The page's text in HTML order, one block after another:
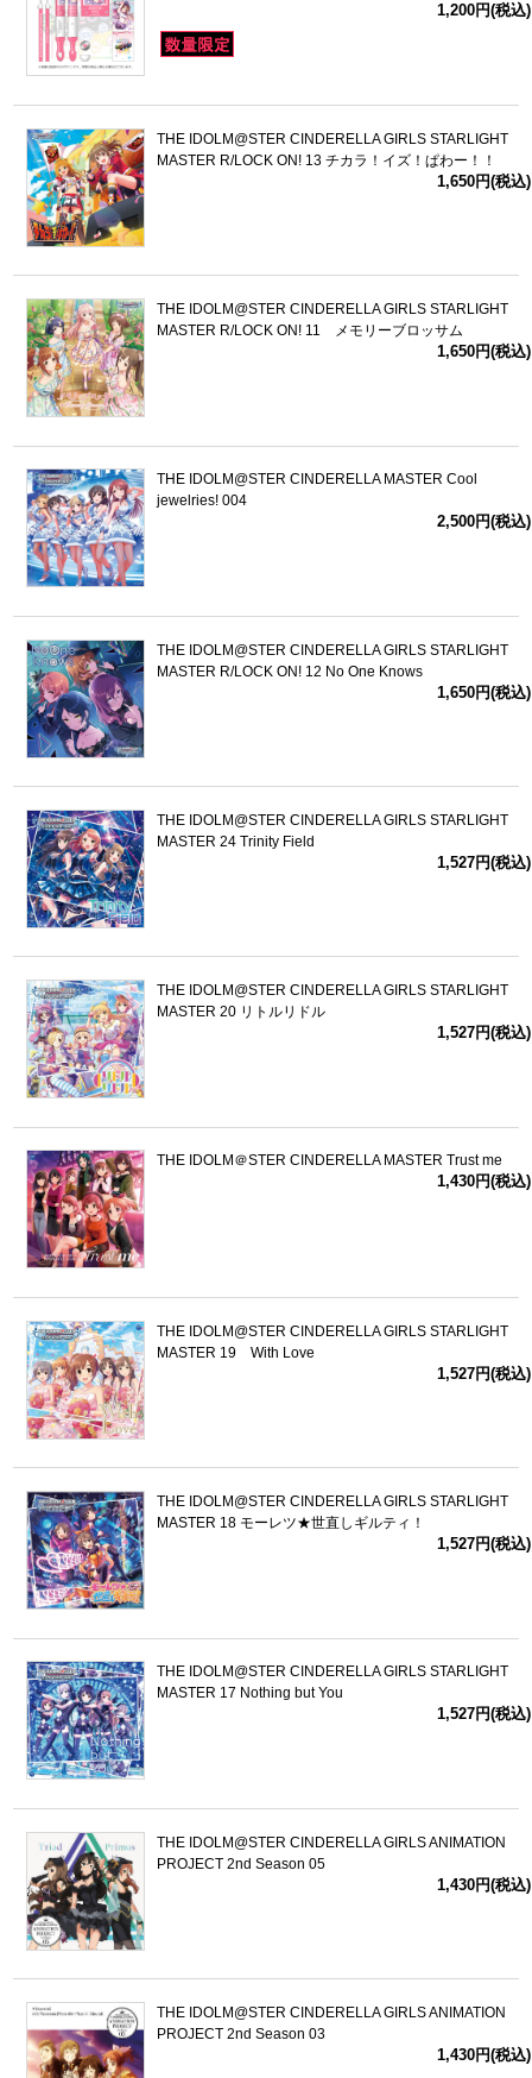
1,200円(税込)
THE IDOLM@STER CINDERELLA GIRLS STARLIGHT
MASTER R/LOCK ON! 13 チカラ！イズ！ぱわー！！
1,650円(税込)
THE IDOLM@STER CINDERELLA GIRLS STARLIGHT
MASTER R/LOCK ON! 11 メモリーブロッサム
1,650円(税込)
THE IDOLM@STER CINDERELLA MASTER Cool
jewelries! 004
2,500円(税込)
THE IDOLM@STER CINDERELLA GIRLS STARLIGHT
MASTER R/LOCK ON! 12 No One Knows
1,650円(税込)
THE IDOLM@STER CINDERELLA GIRLS STARLIGHT
MASTER 24 Trinity Field
1,527円(税込)
THE IDOLM@STER CINDERELLA GIRLS STARLIGHT
MASTER 20 リトルリドル
1,527円(税込)
THE IDOLM＠STER CINDERELLA MASTER Trust me
1,430円(税込)
THE IDOLM@STER CINDERELLA GIRLS STARLIGHT
MASTER 19 With Love
1,527円(税込)
THE IDOLM@STER CINDERELLA GIRLS STARLIGHT
MASTER 18 モーレツ★世直しギルティ！
1,527円(税込)
THE IDOLM@STER CINDERELLA GIRLS STARLIGHT
MASTER 17 Nothing but You
1,527円(税込)
THE IDOLM@STER CINDERELLA GIRLS ANIMATION
PROJECT 2nd Season 05
1,430円(税込)
THE IDOLM@STER CINDERELLA GIRLS ANIMATION
PROJECT 2nd Season 03
1,430円(税込)